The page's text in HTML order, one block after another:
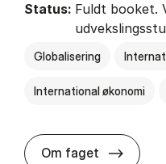
Status: Fuldt booket.
Globalisering
International økonomi
Om faget about